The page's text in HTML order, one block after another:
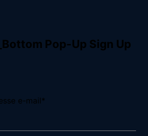
Bel ons:02.529.54.54
Volg ons